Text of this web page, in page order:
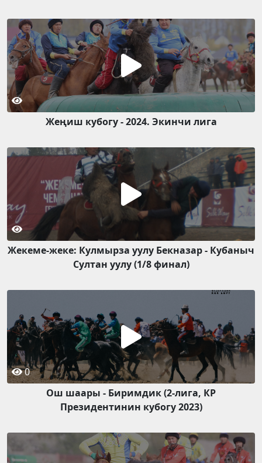
Жеңиш кубогу - 2024. Экинчи лига
Жекеме-жеке: Кулмырза уулу Бекназар - Кубаныч
Султан уулу (1/8 финал)
0
Ош шаары - Биримдик (2-лига, КР
Президентинин кубогу 2023)